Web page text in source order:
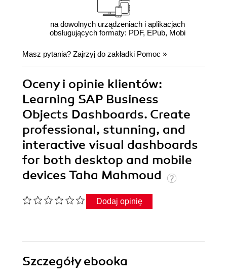
na dowolnych urządzeniach i aplikacjach
obsługujących formaty: PDF, EPub, Mobi
Masz pytania? Zajrzyj do zakładki Pomoc »
Oceny i opinie klientów:
Learning SAP Business
Objects Dashboards. Create
professional, stunning, and
interactive visual dashboards
for both desktop and mobile
devices Taha Mahmoud
Dodaj opinię
Szczegółyebooka